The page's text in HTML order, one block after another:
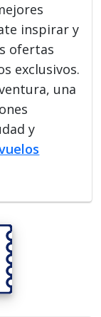
inspirar y
ofertas
exclusivos.
una
y